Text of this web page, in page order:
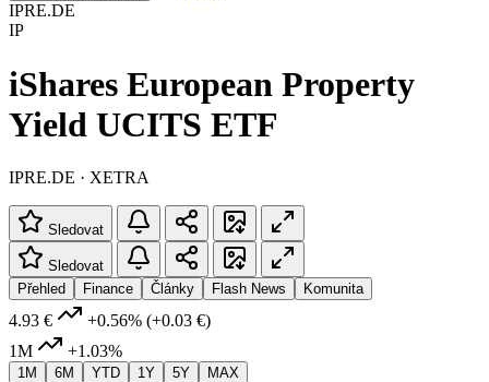
IPRE.DE
IP
iShares European Property
Yield UCITS ETF
IPRE.DE · XETRA
Sledovat
Sledovat
Přehled
Finance Články Flash News Komunita
4.93 € +0.56% (+0.03 €)
1M
+1.03%
1M 6M YTD 1Y 5Y MAX